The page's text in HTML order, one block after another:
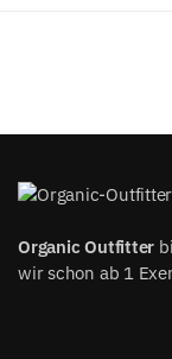
Organic Outfitter
wir schon ab 1